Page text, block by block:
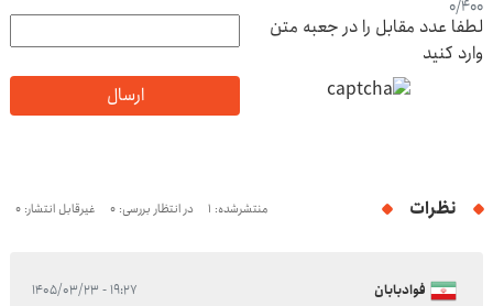
0/400
لطفا عدد مقابل را در جعبه متن
وارد کنید
ارسال
نظرات منتشرشده: 1 در انتظار بررسی: 0 غیرقابل انتشار: 0
فوادبابان ۱۹:۲۷ - ۱۴۰۵/۰۳/۲۳